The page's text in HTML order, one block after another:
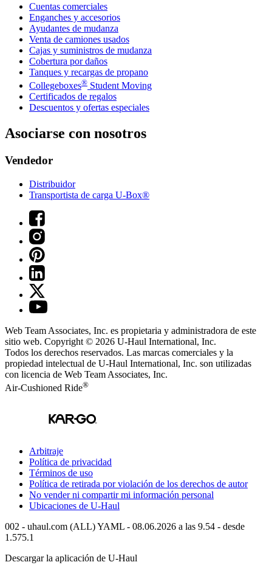
Cuentas comerciales
Enganches y accesorios
Ayudantes de mudanza
Venta de camiones usados
Cajas y suministros de mudanza
Cobertura por daños
Tanques y recargas de propano
Collegeboxes® Student Moving
Certificados de regalos
Descuentos y ofertas especiales
Asociarse con nosotros
Vendedor
Distribuidor
Transportista de carga U-Box®
Web Team Associates, Inc. es propietaria y administradora de este
sitio web. Copyright © 2026 U-Haul International, Inc.
Todos los derechos reservados. Las marcas comerciales y la
propiedad intelectual de U-Haul International, Inc. son utilizadas
con licencia de Web Team Associates, Inc.
Air-Cushioned Ride®
Arbitraje
Política de privacidad
Términos de uso
Política de retirada por violación de los derechos de autor
No vender ni compartir mi información personal
Ubicaciones de U-Haul
002 - uhaul.com (ALL) YAML - 08.06.2026 a las 9.54 - desde
1.575.1
Descargar la aplicación de U-Haul